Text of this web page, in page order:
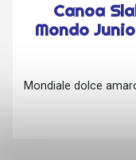
Canoa
Mondo
Mondiale dolce